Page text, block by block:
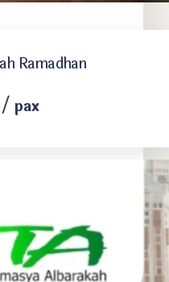
Ramadhan
pax